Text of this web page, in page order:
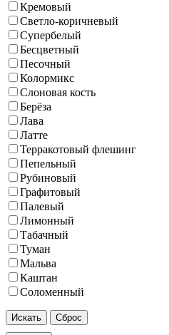
Кремовый
Светло-коричневый
Супербелый
Бесцветный
Песочный
Колормикс
Слоновая кость
Берёза
Лава
Латте
Терракотовый флешинг
Пепельный
Рубиновый
Графитовый
Палевый
Лимонный
Табачный
Туман
Мальва
Каштан
Соломенный